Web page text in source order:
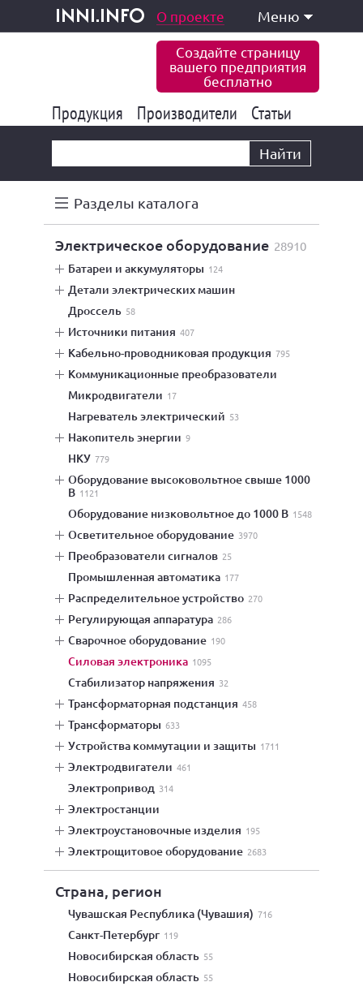
inni.info
и услуги О проекте Меню
Создайте страницу
вашего предприятия
бесплатно
Продукция 177 847
Производители 6 777
Статьи
Найти
Разделы каталога
электрическое оборудование 28910
батареи и аккумуляторы 124
детали электрических машин
дроссель 58
источники питания 407
кабельно-проводниковая продукция 795
коммуникационные преобразователи
микродвигатели 17
нагреватель электрический 53
накопитель энергии 9
НКУ 779
оборудование высоковольтное свыше 1000
В 1121
оборудование низковольтное до 1000 В 1548
осветительное оборудование 3970
преобразователи сигналов 25
промышленная автоматика 177
распределительное устройство 270
регулирующая аппаратура 286
сварочное оборудование 190
силовая электроника 1095
стабилизатор напряжения 32
трансформаторная подстанция 458
трансформаторы 633
устройства коммутации и защиты 1711
электродвигатели 461
электропривод 314
электростанции
электроустановочные изделия 195
электрощитовое оборудование 2683
Страна, регион
Чувашская Республика (Чувашия) 716
Санкт-Петербург 119
Новосибирская область 55
Новосибирская область 55